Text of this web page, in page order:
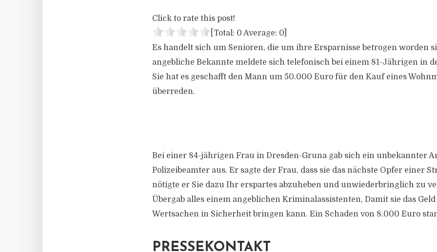
Click to rate this post!
[Total: 0 Average: 0
Es handelt sich um Senioren, die um ihre Ersparnisse betrogen worden
angebliche Bekannte meldete sich telefonisch bei einem 81-Jährigen in
Sie hat es geschafft den Mann um 50.000 Euro für den Kauf eines
überreden.
Bei einer 84-jährigen Frau in Dresden-Gruna gab sich ein unbekannter
Polizeibeamter aus. Er sagte der Frau, dass sie das nächste Opfer einer
nötigte er Sie dazu Ihr erspartes abzuheben und unwiederbringlich zu
Übergab alles einem angeblichen Kriminalassistenten, Damit sie das
Wertsachen in Sicherheit bringen kann. Ein Schaden von 8.000 Euro
PRESSEKONTAKT